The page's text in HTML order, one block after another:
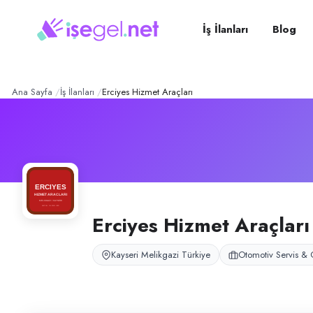
Hizmet Araçları –
Erciyes Hizmet Araçları, Kayseri Melikgazi (Esentepe / Eski Sanayi)
pozisyonlar
Oto Elektrik / Mekanik Ustası
İş İlanları Blog
Ana Sayfa İş İlanları Erciyes Hizmet Araçları
Erciyes Hizmet Araçları
Kayseri Melikgazi Türkiye Otomotiv Servis &